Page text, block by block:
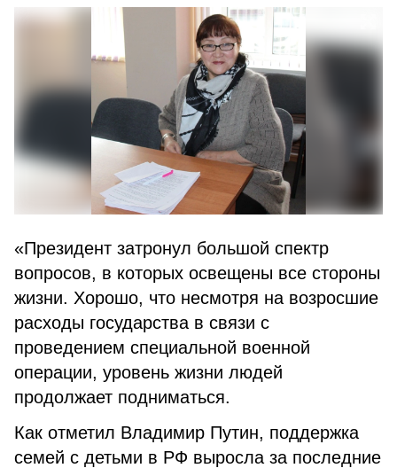
«Президент затронул большой спектр
вопросов, в которых освещены все стороны
жизни. Хорошо, что несмотря на возросшие
расходы государства в связи с
проведением специальной военной
операции, уровень жизни людей
продолжает подниматься.
Как отметил Владимир Путин, поддержка
семей с детьми в РФ выросла за последние